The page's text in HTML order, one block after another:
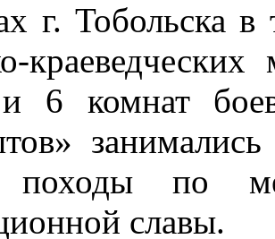
г. Тобольска
и 6 комнат
походы по
славы.